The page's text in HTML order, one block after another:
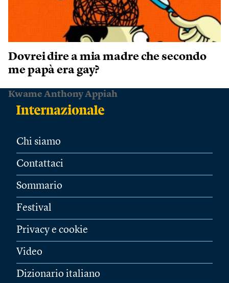
Dovrei dire a mia madre che secondo
me papà era gay?
Kwame Anthony Appiah
Chi siamo
Contattaci
Sommario
Festival
Privacy e cookie
Video
Dizionario italiano